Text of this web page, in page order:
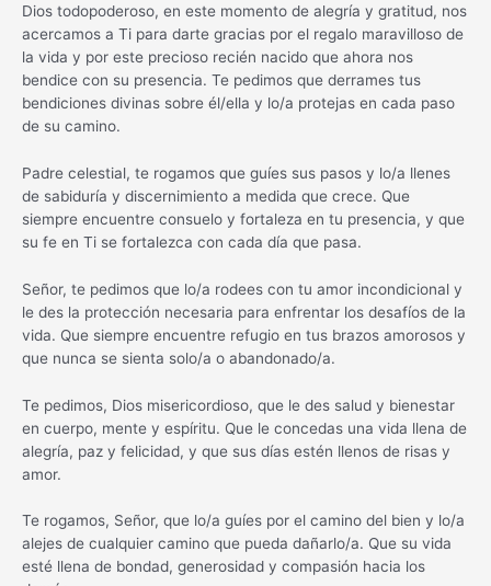
Dios todopoderoso, en este momento de alegría y gratitud, nos
acercamos a Ti para darte gracias por el regalo maravilloso de
la vida y por este precioso recién nacido que ahora nos
bendice con su presencia. Te pedimos que derrames tus
bendiciones divinas sobre él/ella y lo/a protejas en cada paso
de su camino.
Padre celestial, te rogamos que guíes sus pasos y lo/a llenes
de sabiduría y discernimiento a medida que crece. Que
siempre encuentre consuelo y fortaleza en tu presencia, y que
su fe en Ti se fortalezca con cada día que pasa.
Señor, te pedimos que lo/a rodees con tu amor incondicional y
le des la protección necesaria para enfrentar los desafíos de la
vida. Que siempre encuentre refugio en tus brazos amorosos y
que nunca se sienta solo/a o abandonado/a.
Te pedimos, Dios misericordioso, que le des salud y bienestar
en cuerpo, mente y espíritu. Que le concedas una vida llena de
alegría, paz y felicidad, y que sus días estén llenos de risas y
amor.
Te rogamos, Señor, que lo/a guíes por el camino del bien y lo/a
alejes de cualquier camino que pueda dañarlo/a. Que su vida
esté llena de bondad, generosidad y compasión hacia los